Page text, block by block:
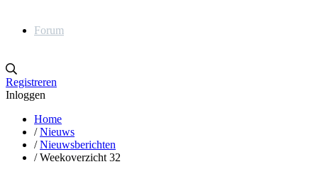
Forum
Registreren
Inloggen
Home
/ Nieuws
/ Nieuwsberichten
/ Weekoverzicht 32